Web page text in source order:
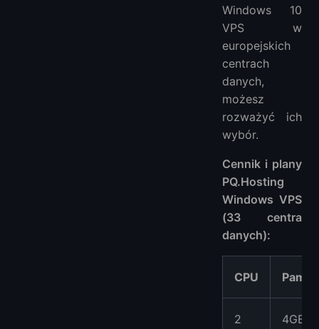
Windows 10
VPS w
europejskich
centrach
danych,
możesz
rozważyć ich
wybór.
Cennik i plany
PQ.Hosting
Windows VPS
(33 centra
danych):
CPU
2 4GB